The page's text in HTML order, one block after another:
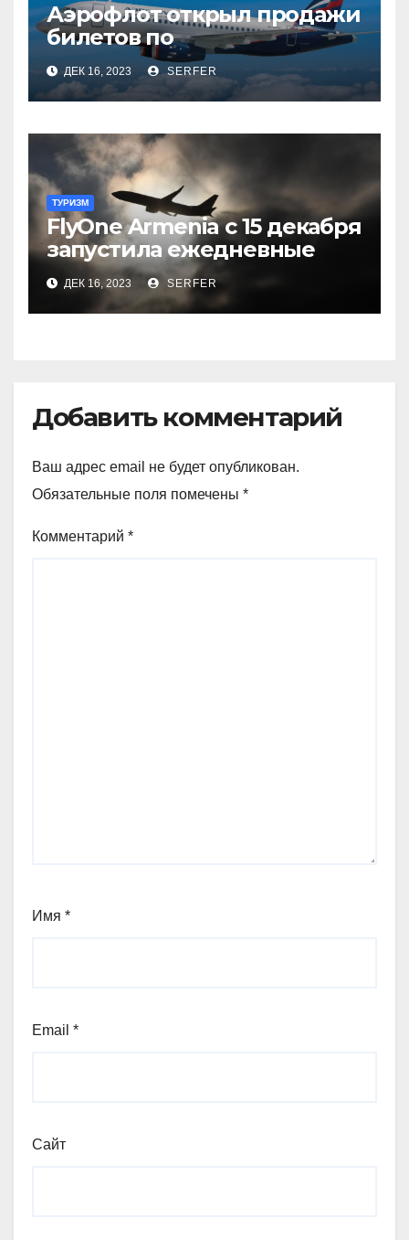
Аэрофлот открыл продажи
билетов по
субсидированным
тарифам
ДЕК 16, 2023 SERFER
ТУРИЗМ
FlyOne Armenia с 15 декабря
запустила ежедневные
рейсы в Шереметьево
ДЕК 16, 2023 SERFER
Добавить комментарий
Ваш адрес email не будет опубликован.
Обязательные поля помечены *
Комментарий *
Имя *
Email *
Сайт